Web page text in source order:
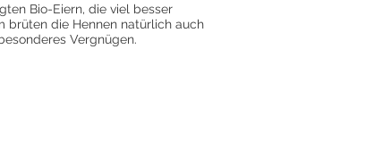
Bio-Eiern, die viel besser
brüten die Hennen natürlich auch
Vergnügen.